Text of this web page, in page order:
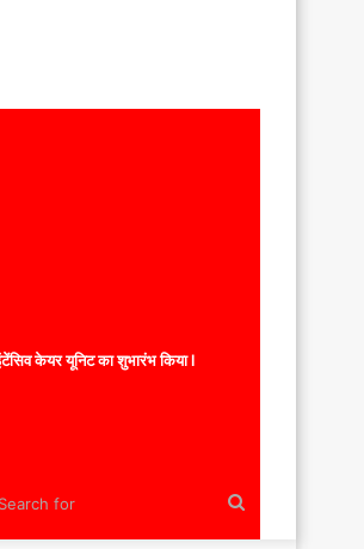
केयर यूनिट का शुभारंभ किया l